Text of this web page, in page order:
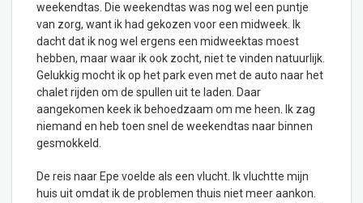
weekendtas. Die weekendtas was nog wel een puntje
van zorg, want ik had gekozen voor een midweek. Ik
dacht dat ik nog wel ergens een midweektas moest
hebben, maar waar ik ook zocht, niet te vinden natuurlijk.
Gelukkig mocht ik op het park even met de auto naar het
chalet rijden om de spullen uit te laden. Daar
aangekomen keek ik behoedzaam om me heen. Ik zag
niemand en heb toen snel de weekendtas naar binnen
gesmokkeld.
De reis naar Epe voelde als een vlucht. Ik vluchtte mijn
huis uit omdat ik de problemen thuis niet meer aankon.